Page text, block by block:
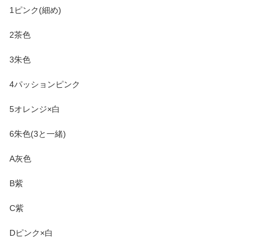
1ピンク(細め)
2茶色
3朱色
4パッションピンク
5オレンジ×白
6朱色(3と一緒)
A灰色
B紫
C紫
Dピンク×白